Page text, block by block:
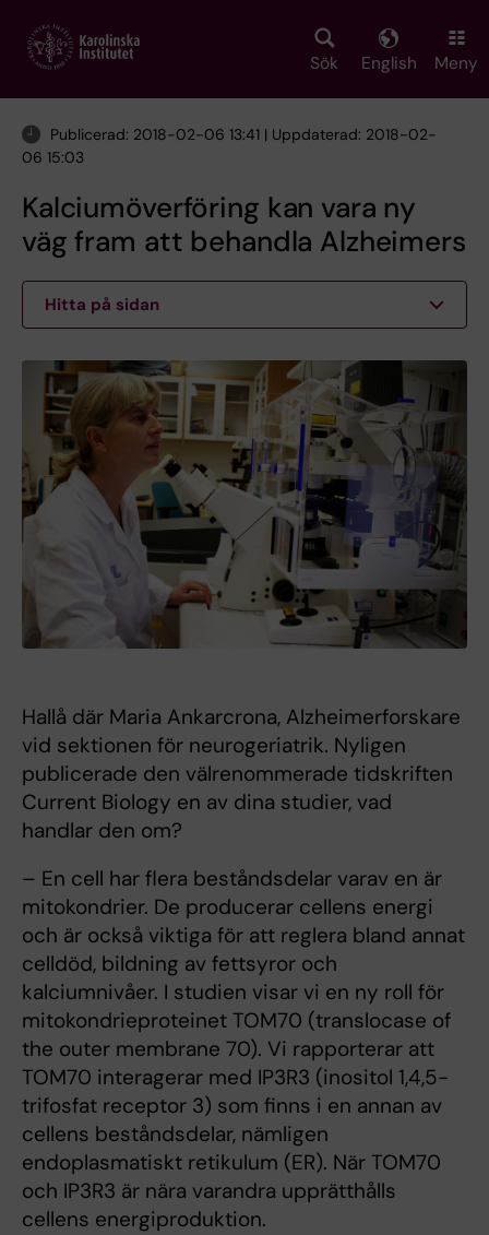
main
Sök English Meny
Publicerad: 2018-02-06 13:41 | Uppdaterad: 2018-02-
06 15:03
Kalciumöverföring kan vara ny
väg fram att behandla Alzheimers
Hitta på sidan
Hallå där Maria Ankarcrona, Alzheimerforskare
vid sektionen för neurogeriatrik. Nyligen
publicerade den välrenommerade tidskriften
Current Biology en av dina studier, vad
handlar den om?
– En cell har flera beståndsdelar varav en är
mitokondrier. De producerar cellens energi
och är också viktiga för att reglera bland annat
celldöd, bildning av fettsyror och
kalciumnivåer. I studien visar vi en ny roll för
mitokondrieproteinet TOM70 (translocase of
the outer membrane 70). Vi rapporterar att
TOM70 interagerar med IP3R3 (inositol 1,4,5-
trifosfat receptor 3) som finns i en annan av
cellens beståndsdelar, nämligen
endoplasmatiskt retikulum (ER). När TOM70
och IP3R3 är nära varandra upprätthålls
cellens energiproduktion.